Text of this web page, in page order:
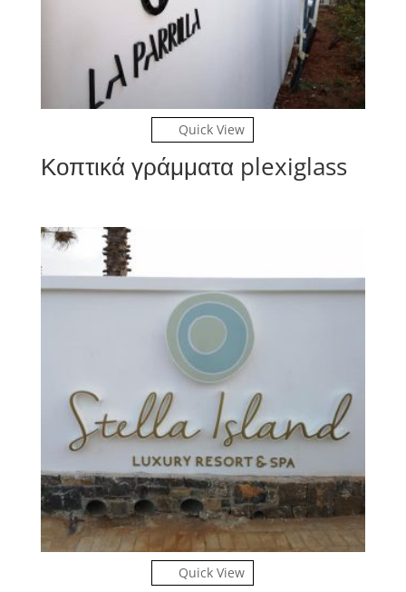
Quick View
Κοπτικά γράμματα plexiglass
Quick View